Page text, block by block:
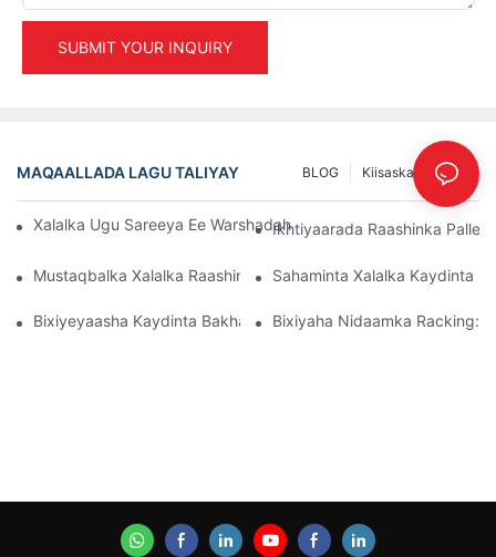
SUBMIT YOUR INQUIRY
MAQAALLADA LAGU TALIYAY INFO
Kiisaska
BLOG
Xalalka Ugu Sareeya Ee Warshadaha Ee Maareynta Kaydka
Ikhtiyaarada Raashinka
Mustaqbalka Xalalka Raashinka Pallet: Isbeddellada Iyo Hal-
Sahaminta Xalalka Kaydinta
Bixiyeyaasha Kaydinta Bakhaarka: Waxa La Raadinayo
Bixiyaha Nidaamka Racking: